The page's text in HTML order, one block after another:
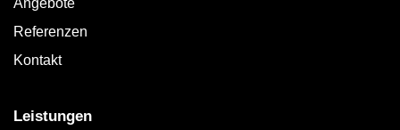
Angebote
Referenzen
Kontakt
Leistungen